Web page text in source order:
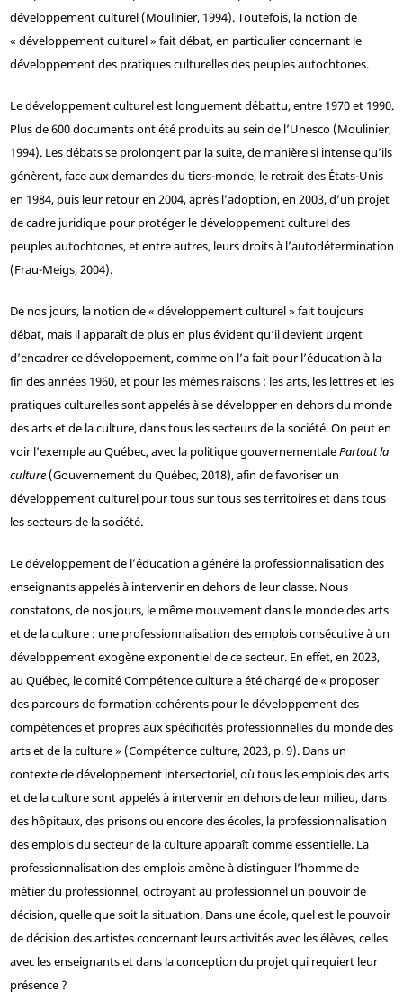
développement culturel (Moulinier, 1994). Toutefois, la notion de
« développement culturel » fait débat, en particulier concernant le
développement des pratiques culturelles des peuples autochtones.
Le développement culturel est longuement débattu, entre 1970 et 1990.
Plus de 600 documents ont été produits au sein de l’Unesco (Moulinier,
1994). Les débats se prolongent par la suite, de manière si intense qu’ils
génèrent, face aux demandes du tiers-monde, le retrait des États-Unis
en 1984, puis leur retour en 2004, après l’adoption, en 2003, d’un projet
de cadre juridique pour protéger le développement culturel des
peuples autochtones, et entre autres, leurs droits à l’autodétermination
(Frau-Meigs, 2004).
De nos jours, la notion de « développement culturel » fait toujours
débat, mais il apparaît de plus en plus évident qu’il devient urgent
d’encadrer ce développement, comme on l’a fait pour l’éducation à la
fin des années 1960, et pour les mêmes raisons : les arts, les lettres et les
pratiques culturelles sont appelés à se développer en dehors du monde
des arts et de la culture, dans tous les secteurs de la société. On peut en
voir l’exemple au Québec, avec la politique gouvernementalePartout la
culture(Gouvernement du Québec, 2018), afin de favoriser un
développement culturel pour tous sur tous ses territoires et dans tous
les secteurs de la société.
Le développement de l’éducation a généré la professionnalisation des
enseignants appelés à intervenir en dehors de leur classe. Nous
constatons, de nos jours, le même mouvement dans le monde des arts
et de la culture : une professionnalisation des emplois consécutive à un
développement exogène exponentiel de ce secteur. En effet, en 2023,
au Québec, le comité Compétence culture a été chargé de « proposer
des parcours de formation cohérents pour le développement des
compétences et propres aux spécificités professionnelles du monde des
arts et de la culture » (Compétence culture, 2023, p. 9). Dans un
contexte de développement intersectoriel, où tous les emplois des arts
et de la culture sont appelés à intervenir en dehors de leur milieu, dans
des hôpitaux, des prisons ou encore des écoles, la professionnalisation
des emplois du secteur de la culture apparaît comme essentielle. La
professionnalisation des emplois amène à distinguer l’homme de
métier du professionnel, octroyant au professionnel un pouvoir de
décision, quelle que soit la situation. Dans une école, quel est le pouvoir
de décision des artistes concernant leurs activités avec les élèves, celles
avec les enseignants et dans la conception du projet qui requiert leur
présence ?